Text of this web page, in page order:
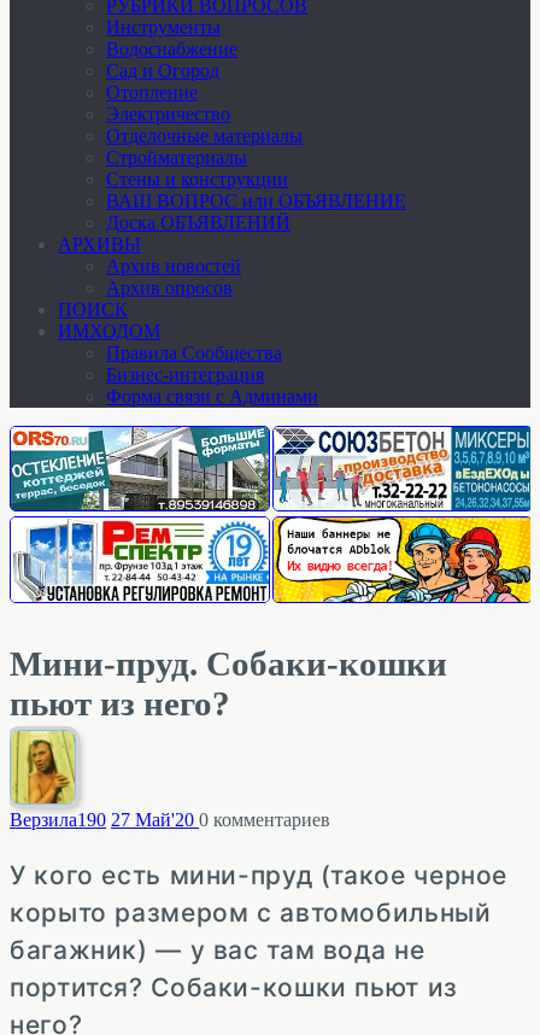
РУБРИКИ ВОПРОСОВ
Инструменты
Водоснабжение
Сад и Огород
Отопление
Электричество
Отделочные материалы
Стройматериалы
Стены и конструкции
ВАШ ВОПРОС или ОБЪЯВЛЕНИЕ
Доска ОБЪЯВЛЕНИЙ
АРХИВЫ
Архив новостей
Архив опросов
ПОИСК
ИМХОДОМ
Правила Сообщества
Бизнес-интеграция
Форма связи с Админами
Мини-пруд. Собаки-кошки
пьют из него?
Верзила190 27 Май'20 0 комментариев
У кого есть мини-пруд (такое черное
корыто размером с автомобильный
багажник) — у вас там вода не
портится? Собаки-кошки пьют из
него?